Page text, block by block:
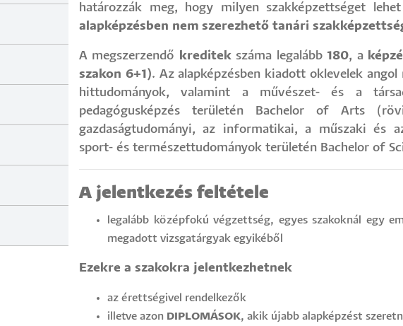
határozzák meg, hogy milyen szakképzettséget
alapképzésben nem szerezhető tanári
A megszerzendő kreditek száma legalább 180, a
szakon 6+1). Az alapképzésben kiadott oklevelek
hittudományok, valamint a művészet- és a
pedagógusképzés területén Bachelor of Arts
gazdaságtudományi, az informatikai, a műszaki és
sport- és természettudományok területén Bachelor of
A jelentkezés feltétele
legalább középfokú végzettség, egyes szakoknál egy
megadott vizsgatárgyak egyikéből
Ezekre a szakokra jelentkezhetnek
az érettségivel rendelkezők
illetve azon DIPLOMÁSOK, akik újabb alapképzést